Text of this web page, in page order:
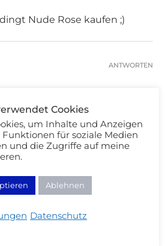
Nude Rose kaufen ;)
und benutze sie
ANTWORTEN
auch der Inhalt angehoben,
Cookies
um Inhalte und Anzeigen
Funktionen für soziale Medien
und die Zugriffe auf meine
Ablehnen
Datenschutz